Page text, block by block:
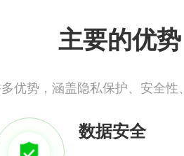
主要的优势
优势，涵盖隐私保护、安全
数据安全